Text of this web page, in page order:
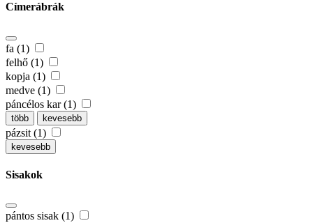
Címerábrák
fa (1)
felhő (1)
kopja (1)
medve (1)
páncélos kar (1)
több kevesebb
pázsit (1)
kevesebb
Sisakok
pántos sisak (1)